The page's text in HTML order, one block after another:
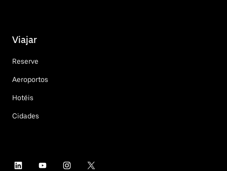
Viajar
Reserve
Aeroportos
Hotéis
Cidades